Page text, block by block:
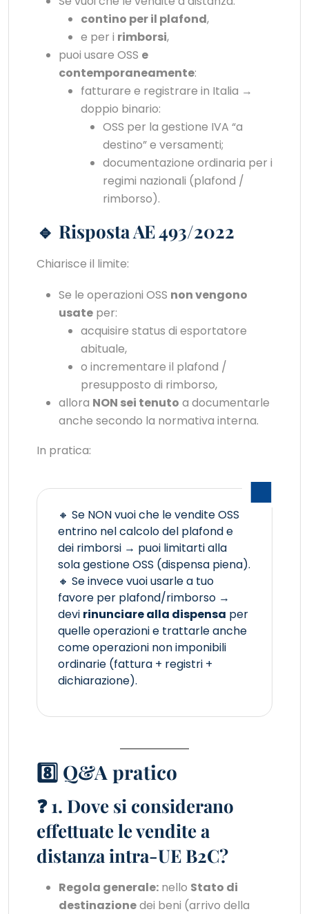
contino per il plafond,
e per i rimborsi,
puoi usare OSS e
contemporaneamente:
fatturare e registrare in Italia →
doppio binario:
OSS per la gestione IVA “a
destino” e versamenti;
documentazione ordinaria per i
regimi nazionali (plafond /
rimborso).
🔹 Risposta AE 493/2022
Chiarisce il limite:
Se le operazioni OSS non vengono
usate per:
acquisire status di esportatore
abituale,
o incrementare il plafond /
presupposto di rimborso,
allora NON sei tenuto a documentarle
anche secondo la normativa interna.
In pratica:
🔸 Se NON vuoi che le vendite OSS
entrino nel calcolo del plafond e
dei rimborsi → puoi limitarti alla
sola gestione OSS (dispensa piena).
🔸 Se invece vuoi usarle a tuo
favore per plafond/rimborso →
devi rinunciare alla dispensa per
quelle operazioni e trattarle anche
come operazioni non imponibili
ordinarie (fattura + registri +
dichiarazione).
8️⃣ Q&A pratico
❓ 1. Dove si considerano
effettuate le vendite a
distanza intra-UE B2C?
Regola generale: nello Stato di
destinazionedei beni (arrivo della